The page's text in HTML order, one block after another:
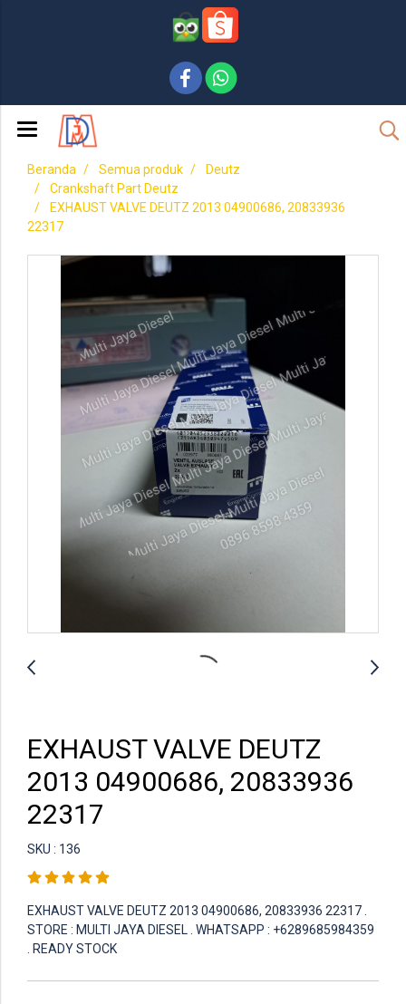
Beranda Semua produk
Deutz
Crankshaft Part Deutz
EXHAUST VALVE DEUTZ 2013 04900686, 20833936
22317
EXHAUST VALVE DEUTZ
2013 04900686, 20833936
22317
SKU : 136
EXHAUST VALVE DEUTZ 2013 04900686, 20833936 22317 .
STORE : MULTI JAYA DIESEL . WHATSAPP : +6289685984359
. READY STOCK